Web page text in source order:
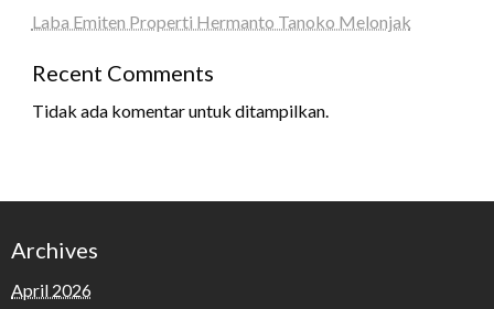
Laba Emiten Properti Hermanto Tanoko Melonjak
Recent Comments
Tidak ada komentar untuk ditampilkan.
Archives
April 2026